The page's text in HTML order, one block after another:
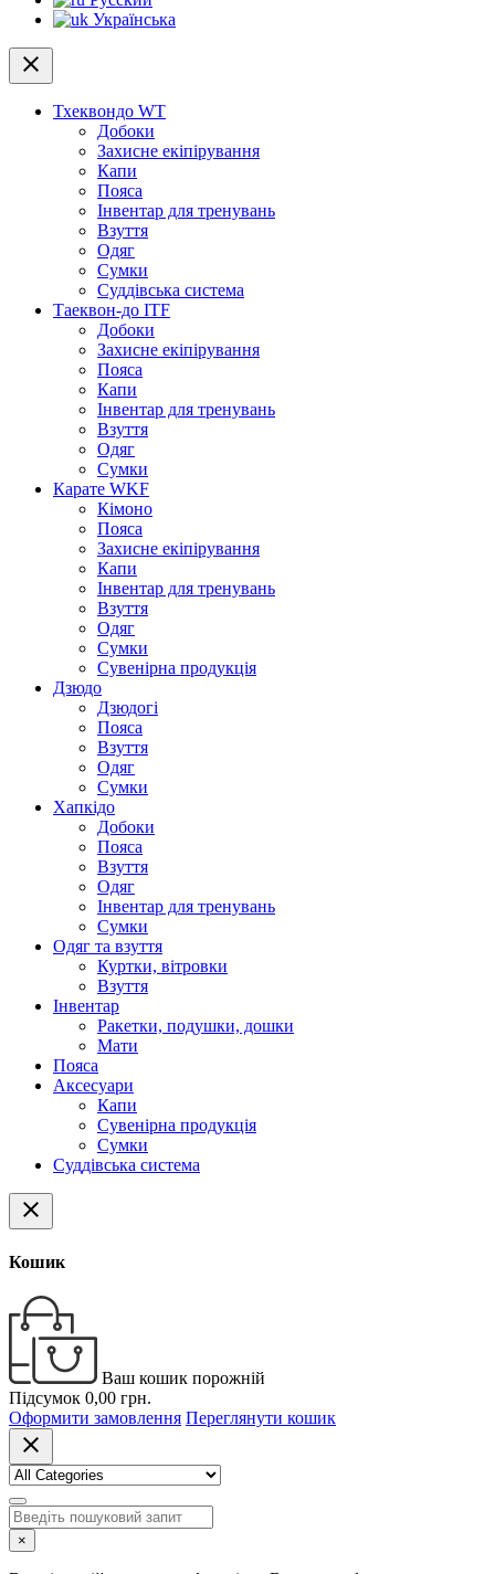
Українська
close
Тхеквондо WT
Добоки
Захисне екіпірування
Капи
Пояса
Інвентар для тренувань
Взуття
Одяг
Сумки
Суддівська система
Таеквон-до ITF
Добоки
Захисне екіпірування
Пояса
Капи
Інвентар для тренувань
Взуття
Одяг
Сумки
Карате WKF
Кімоно
Пояса
Захисне екіпірування
Капи
Інвентар для тренувань
Взуття
Одяг
Сумки
Сувенірна продукція
Дзюдо
Дзюдогі
Пояса
Взуття
Одяг
Сумки
Хапкідо
Добоки
Пояса
Взуття
Одяг
Інвентар для тренувань
Сумки
Одяг та взуття
Куртки, вітровки
Взуття
Інвентар
Ракетки, подушки, дошки
Мати
Пояса
Аксесуари
Капи
Сувенірна продукція
Сумки
Суддівська система
close
Кошик
Ваш кошик порожній
Підсумок 0,00 грн.
Оформити замовлення Переглянути кошик
close
×